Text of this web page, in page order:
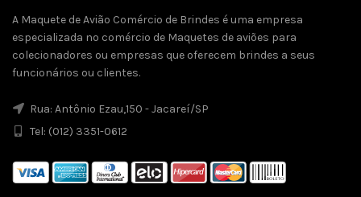
A Maquete de Avião Comércio de Brindes é uma empresa
especializada no comércio de Maquetes de aviões para
colecionadores ou empresas que oferecem brindes a seus
funcionários ou clientes.
Rua: Antônio Ezau,150 - Jacareí/SP
Tel: (012) 3351-0612